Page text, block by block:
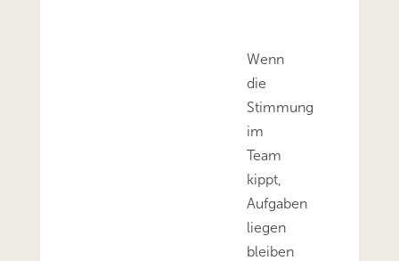
Wenn
die
Stimmung
im
Team
kippt,
Aufgaben
liegen
bleiben